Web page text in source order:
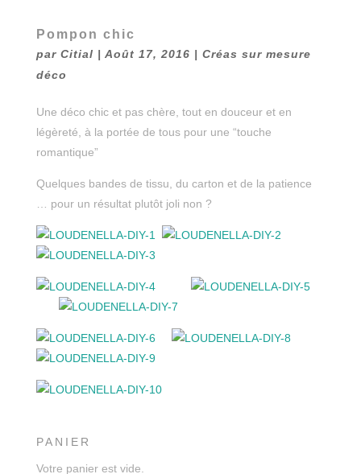
Pompon chic
par Citial | Août 17, 2016 | Créas sur mesure
déco
Une déco chic et pas chère, tout en douceur et en
légèreté, à la portée de tous pour une “touche
romantique”
Quelques bandes de tissu, du carton et de la patience
… pour un résultat plutôt joli non ?
PANIER
Votre panier est vide.